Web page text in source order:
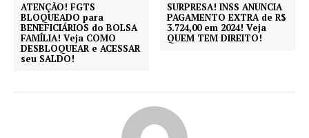
ATENÇÃO! FGTS
BLOQUEADO para
BENEFICIÁRIOS do BOLSA
FAMÍLIA! Veja COMO
DESBLOQUEAR e ACESSAR
seu SALDO!
SURPRESA! INSS ANUNCIA
PAGAMENTO EXTRA de R$
3.724,00 em 2024! Veja
QUEM TEM DIREITO!